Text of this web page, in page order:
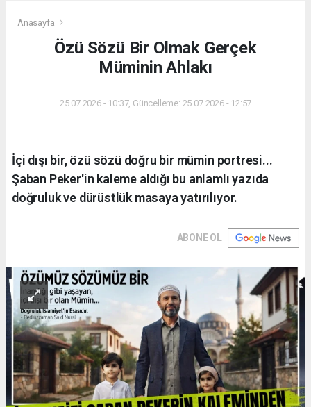
Anasayfa
Özü Sözü Bir Olmak Gerçek
Müminin Ahlakı
25.07.2026 - 10:37, Güncelleme: 25.07.2026 - 12:57
İçi dışı bir, özü sözü doğru bir mümin portresi...
Şaban Peker'in kaleme aldığı bu anlamlı yazıda
doğruluk ve dürüstlük masaya yatırılıyor.
ABONE OL